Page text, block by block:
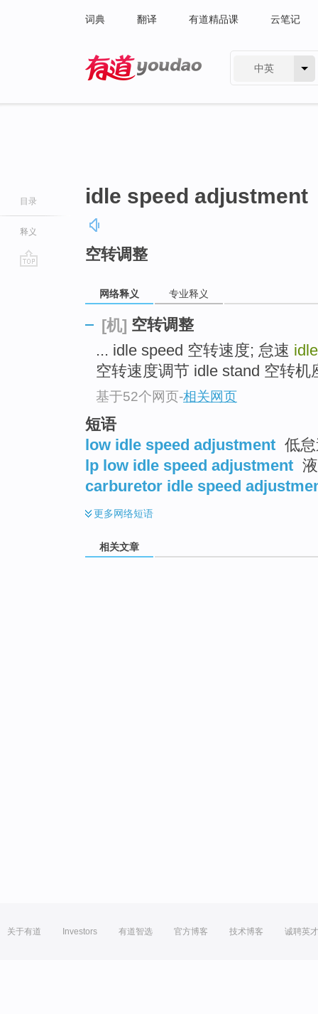
词典 翻译 有道精品课 云笔记
中英
目录
释义
idle speed adjustment
空转调整
网络释义 专业释义
[机] 空转调整
... idle speed 空转速度; 怠速
空转速度调节 idle stand 空转机
基于52个网页-相关网页
短语
low idle speed adjustment 低
lp low idle speed adjustment
carburetor idle speed
更多网络短语
相关文章
关于有道 Investors 有道智选 官方博客 技术博客 诚聘英才